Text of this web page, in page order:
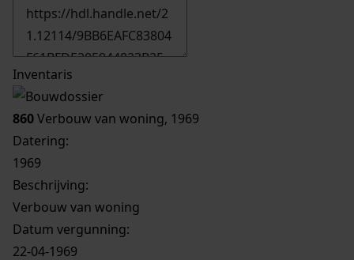
Inventaris
860Verbouw van woning, 1969
Datering:
1969
Beschrijving:
Verbouw van woning
Datum vergunning:
22-04-1969